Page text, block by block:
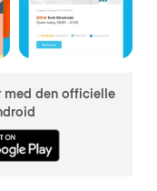
med den officielle